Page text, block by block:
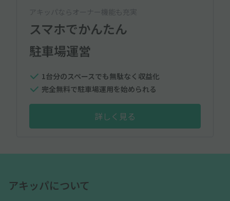
アキッパならオーナー機能も充実
スマホでかんたん
駐車場運営
1台分のスペースでも無駄なく収益化
完全無料で駐車場運用を始められる
詳しく見る
アキッパについて